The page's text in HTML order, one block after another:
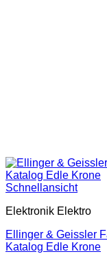
Schnellansicht
Elektronik Elektro
Ellinger & Geissler
Katalog Edle Krone